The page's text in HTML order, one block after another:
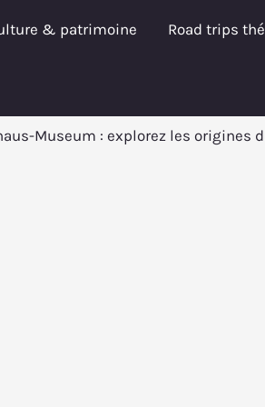
& patrimoine Road trips
Museum : explorez les origines